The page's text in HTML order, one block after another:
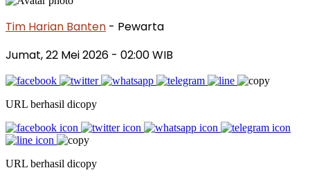
Tim Harian Banten - Pewarta
Jumat, 22 Mei 2026 - 02:00 WIB
URL berhasil dicopy
URL berhasil dicopy